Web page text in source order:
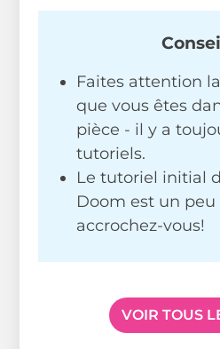
Faites attention
que vous êtes
pièce - il y a
tutoriels.
Le tutoriel initial
Doom est un peu
accrochez-vous!
VOIR TOUS